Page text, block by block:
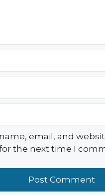
email, and
the next time I